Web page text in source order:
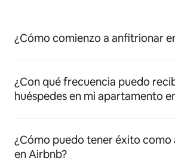
¿Cómo comienzo a anfitrionar
¿Con qué frecuencia puedo
huéspedes en mi apartamento
¿Cómo puedo tener éxito
en Airbnb?